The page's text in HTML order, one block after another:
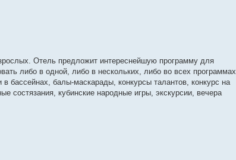
Отель предложит интереснейшую программу для
либо в одной, либо в нескольких, либо во всех программах.
бассейнах, балы-маскарады, конкурсы талантов, конкурс на
состязания, кубинские народные игры, экскурсии, вечера